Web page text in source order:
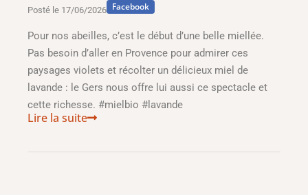
Posté le 17/06/2026 Facebook
Pour nos abeilles, c’est le début d’une belle miellée.
Pas besoin d’aller en Provence pour admirer ces
paysages violets et récolter un délicieux miel de
lavande : le Gers nous offre lui aussi ce spectacle et
cette richesse. #mielbio #lavande
Lire la suite